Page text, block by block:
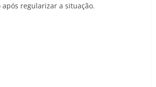
regularizar a situação.